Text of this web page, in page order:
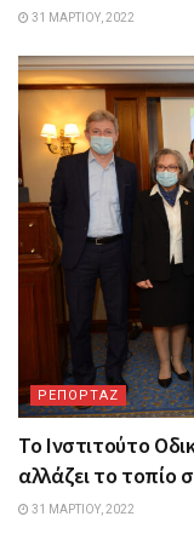
31 ΜΑΡΤΊΟΥ, 2022
ΡΕΠΟΡΤΑΖ
Το Ινστιτούτο
αλλάζει το τοπίο
31 ΜΑΡΤΊΟΥ, 2022